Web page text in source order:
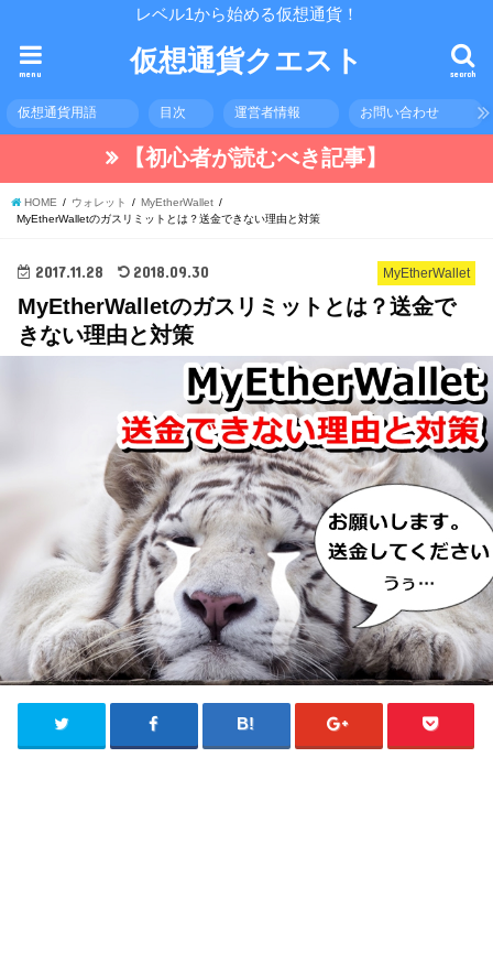
レベル1から始める仮想通貨！
仮想通貨クエスト search
menu
仮想通貨用語 目次 運営者情報 お問い合わせ
【初心者が読むべき記事】
HOME ウォレット
MyEtherWallet
MyEtherWalletのガスリミットとは？送金できない理由と対策
MyEtherWallet
2017.11.28 2018.09.30
MyEtherWalletのガスリミットとは？送金で
きない理由と対策